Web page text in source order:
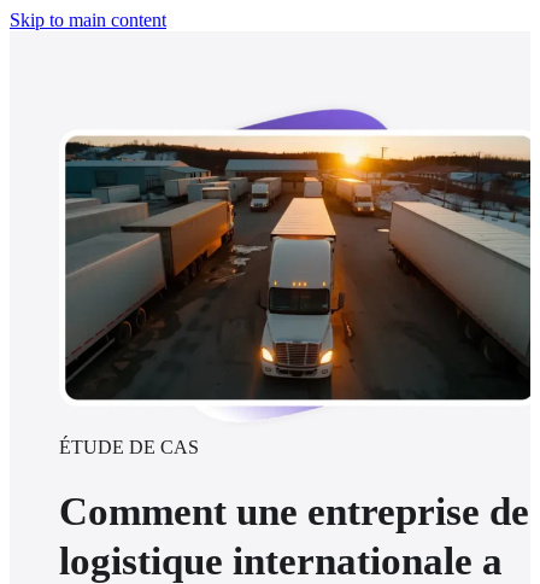
Skip to main content
ÉTUDE DE CAS
Comment une entreprise de
logistique internationale a